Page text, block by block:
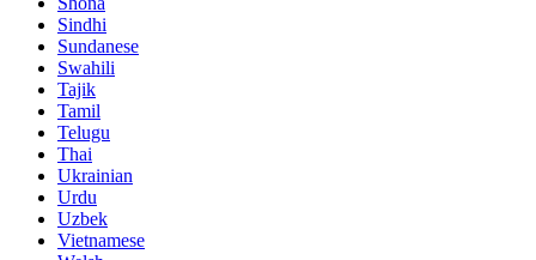
Sindhi
Sundanese
Swahili
Tajik
Tamil
Telugu
Thai
Ukrainian
Urdu
Uzbek
Vietnamese